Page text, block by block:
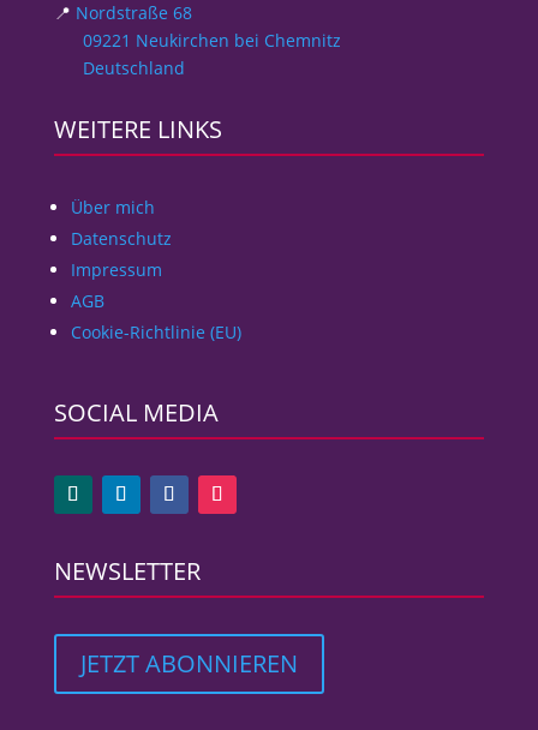
📍 Nordstraße 68
09221 Neukirchen bei Chemnitz
Deutschland
WEITERE LINKS
Über mich
Datenschutz
Impressum
AGB
Cookie-Richtlinie (EU)
SOCIAL MEDIA
NEWSLETTER
JETZT ABONNIEREN